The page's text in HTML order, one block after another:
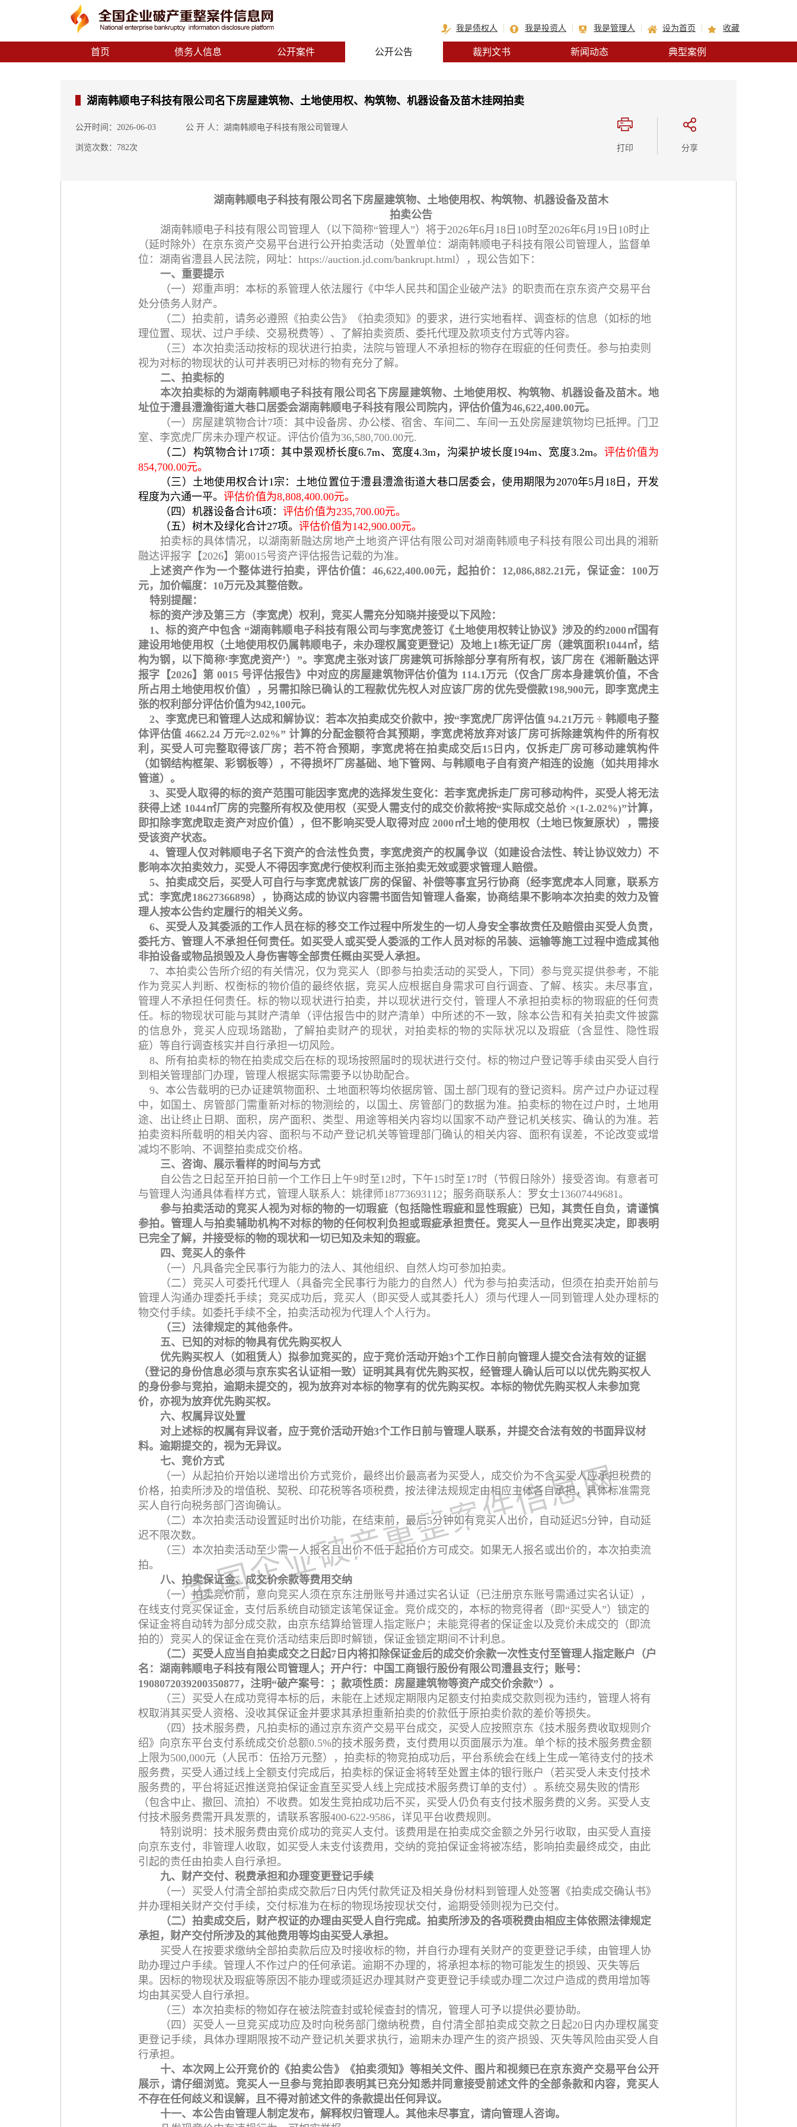
我是债权人 我是投资人 我是管理人 设为首页 收藏
首页 债务人信息 公开案件 公开公告 裁判文书 新闻动态 典型案例
湖南韩顺电子科技有限公司名下房屋建筑物、土地使用权、构筑物、机器设备及苗木挂网拍卖
公开时间：2026-06-03 公 开 人：湖南韩顺电子科技有限公司管理人
浏览次数：782次 打印 分享
湖南韩顺电子科技有限公司名下房屋建筑物、土地使用权、构筑物、机器设备及苗木
拍卖公告
湖南韩顺电子科技有限公司管理人（以下简称“管理人”）将于2026年6月18日10时至2026年6月19日10时止
（延时除外）在京东资产交易平台进行公开拍卖活动（处置单位：湖南韩顺电子科技有限公司管理人，监督单
位：湖南省澧县人民法院，网址：https://auction.jd.com/bankrupt.html），现公告如下：
一、重要提示
（一）郑重声明：本标的系管理人依法履行《中华人民共和国企业破产法》的职责而在京东资产交易平台
处分债务人财产。
（二）拍卖前，请务必遵照《拍卖公告》《拍卖须知》的要求，进行实地看样、调查标的信息（如标的地
理位置、现状、过户手续、交易税费等）、了解拍卖资质、委托代理及款项支付方式等内容。
（三）本次拍卖活动按标的现状进行拍卖，法院与管理人不承担标的物存在瑕疵的任何责任。参与拍卖则
视为对标的物现状的认可并表明已对标的物有充分了解。
二、拍卖标的
本次拍卖标的为湖南韩顺电子科技有限公司名下房屋建筑物、土地使用权、构筑物、机器设备及苗木。地
址位于澧县澧澹街道大巷口居委会湖南韩顺电子科技有限公司院内，评估价值为46,622,400.00元。
（一）房屋建筑物合计7项：其中设备房、办公楼、宿舍、车间二、车间一五处房屋建筑物均已抵押。门卫
室、李宽虎厂房未办理产权证。评估价值为36,580,700.00元.
（二）构筑物合计17项：其中景观桥长度6.7m、宽度4.3m，沟渠护坡长度194m、宽度3.2m。 评估价值为
854,700.00元。
（三）土地使用权合计1宗：土地位置位于澧县澧澹街道大巷口居委会，使用期限为2070年5月18日，开发
程度为六通一平。 评估价值为8,808,400.00元。
（四）机器设备合计6项： 评估价值为235,700.00元。
（五）树木及绿化合计27项。 评估价值为142,900.00元。
拍卖标的具体情况，以湖南新融达房地产土地资产评估有限公司对湖南韩顺电子科技有限公司出具的湘新
融达评报字【2026】第0015号资产评估报告记载的为准。
上述资产作为一个整体进行拍卖，评估价值：46,622,400.00元，起拍价：12,086,882.21元，保证金：100万
元，加价幅度：10万元及其整倍数。
特别提醒：
标的资产涉及第三方（李宽虎）权利，竞买人需充分知晓并接受以下风险：
1、标的资产中包含 “湖南韩顺电子科技有限公司与李宽虎签订《土地使用权转让协议》涉及的约2000㎡国有
建设用地使用权（土地使用权仍属韩顺电子，未办理权属变更登记）及地上1栋无证厂房（建筑面积1044㎡，结
构为钢，以下简称‘李宽虎资产’）”。李宽虎主张对该厂房建筑可拆除部分享有所有权，该厂房在《湘新融达评
报字【2026】第 0015 号评估报告》中对应的房屋建筑物评估价值为 114.1万元（仅含厂房本身建筑价值，不含
所占用土地使用权价值），另需扣除已确认的工程款优先权人对应该厂房的优先受偿款198,900元，即李宽虎主
张的权利部分评估价值为942,100元。
2、李宽虎已和管理人达成和解协议：若本次拍卖成交价款中，按“李宽虎厂房评估值 94.21万元 ÷ 韩顺电子整
体评估值 4662.24 万元≈2.02%” 计算的分配金额符合其预期，李宽虎将放弃对该厂房可拆除建筑构件的所有权
利，买受人可完整取得该厂房；若不符合预期，李宽虎将在拍卖成交后15日内，仅拆走厂房可移动建筑构件
（如钢结构框架、彩钢板等），不得损坏厂房基础、地下管网、与韩顺电子自有资产相连的设施（如共用排水
管道）。
3、买受人取得的标的资产范围可能因李宽虎的选择发生变化：若李宽虎拆走厂房可移动构件，买受人将无法
获得上述 1044㎡厂房的完整所有权及使用权（买受人需支付的成交价款将按“实际成交总价 ×(1-2.02%)”计算，
即扣除李宽虎取走资产对应价值），但不影响买受人取得对应 2000㎡土地的使用权（土地已恢复原状），需接
受该资产状态。
4、管理人仅对韩顺电子名下资产的合法性负责，李宽虎资产的权属争议（如建设合法性、转让协议效力）不
影响本次拍卖效力，买受人不得因李宽虎行使权利而主张拍卖无效或要求管理人赔偿。
5、拍卖成交后，买受人可自行与李宽虎就该厂房的保留、补偿等事宜另行协商（经李宽虎本人同意，联系方
式：李宽虎18627366898），协商达成的协议内容需书面告知管理人备案，协商结果不影响本次拍卖的效力及管
理人按本公告约定履行的相关义务。
6、买受人及其委派的工作人员在标的移交工作过程中所发生的一切人身安全事故责任及赔偿由买受人负责，
委托方、管理人不承担任何责任。如买受人或买受人委派的工作人员对标的吊装、运输等施工过程中造成其他
非拍设备或物品损毁及人身伤害等全部责任概由买受人承担。
7、本拍卖公告所介绍的有关情况，仅为竞买人（即参与拍卖活动的买受人，下同）参与竞买提供参考，不能
作为竞买人判断、权衡标的物价值的最终依据，竞买人应根据自身需求可自行调查、了解、核实。未尽事宜，
管理人不承担任何责任。标的物以现状进行拍卖，并以现状进行交付，管理人不承担拍卖标的物瑕疵的任何责
任。标的物现状可能与其财产清单（评估报告中的财产清单）中所述的不一致，除本公告和有关拍卖文件披露
的信息外，竞买人应现场踏勘，了解拍卖财产的现状，对拍卖标的物的实际状况以及瑕疵（含显性、隐性瑕
疵）等自行调查核实并自行承担一切风险。
8、所有拍卖标的物在拍卖成交后在标的现场按照届时的现状进行交付。标的物过户登记等手续由买受人自行
到相关管理部门办理，管理人根据实际需要予以协助配合。
9、本公告载明的已办证建筑物面积、土地面积等均依据房管、国土部门现有的登记资料。房产过户办证过程
中，如国土、房管部门需重新对标的物测绘的，以国土、房管部门的数据为准。拍卖标的物在过户时，土地用
途、出让终止日期、面积，房产面积、类型、用途等相关内容均以国家不动产登记机关核实、确认的为准。若
拍卖资料所载明的相关内容、面积与不动产登记机关等管理部门确认的相关内容、面积有误差，不论改变或增
减均不影响、不调整拍卖成交价格。
三、咨询、展示看样的时间与方式
自公告之日起至开拍日前一个工作日上午9时至12时，下午15时至17时（节假日除外）接受咨询。有意者可
与管理人沟通具体看样方式，管理人联系人：姚律师18773693112；服务商联系人：罗女士13607449681。
参与拍卖活动的竞买人视为对标的物的一切瑕疵（包括隐性瑕疵和显性瑕疵）已知，其责任自负，请谨慎
参拍。管理人与拍卖辅助机构不对标的物的任何权利负担或瑕疵承担责任。竞买人一旦作出竞买决定，即表明
已完全了解，并接受标的物的现状和一切已知及未知的瑕疵。
四、竞买人的条件
（一）凡具备完全民事行为能力的法人、其他组织、自然人均可参加拍卖。
（二）竞买人可委托代理人（具备完全民事行为能力的自然人）代为参与拍卖活动，但须在拍卖开始前与
管理人沟通办理委托手续；竞买成功后，竞买人（即买受人或其委托人）须与代理人一同到管理人处办理标的
物交付手续。如委托手续不全，拍卖活动视为代理人个人行为。
（三）法律规定的其他条件。
五、已知的对标的物具有优先购买权人
优先购买权人（如租赁人）拟参加竞买的，应于竞价活动开始3个工作日前向管理人提交合法有效的证据
（登记的身份信息必须与京东实名认证相一致）证明其具有优先购买权，经管理人确认后可以以优先购买权人
的身份参与竞拍，逾期未提交的，视为放弃对本标的物享有的优先购买权。本标的物优先购买权人未参加竞
价，亦视为放弃优先购买权。
六、权属异议处置
对上述标的权属有异议者，应于竞价活动开始3个工作日前与管理人联系，并提交合法有效的书面异议材
料。逾期提交的，视为无异议。
七、竞价方式
（一）从起拍价开始以递增出价方式竞价，最终出价最高者为买受人，成交价为不含买受人应承担税费的
价格，拍卖所涉及的增值税、契税、印花税等各项税费，按法律法规规定由相应主体各自承担，具体标准需竞
买人自行向税务部门咨询确认。
（二）本次拍卖活动设置延时出价功能，在结束前，最后5分钟如有竞买人出价，自动延迟5分钟，自动延
迟不限次数。
（三）本次拍卖活动至少需一人报名且出价不低于起拍价方可成交。如果无人报名或出价的，本次拍卖流
拍。
八、拍卖保证金、成交价余款等费用交纳
（一）拍卖竞价前，意向竞买人须在京东注册账号并通过实名认证（已注册京东账号需通过实名认证），
在线支付竞买保证金，支付后系统自动锁定该笔保证金。竞价成交的，本标的物竞得者（即“买受人”）锁定的
保证金将自动转为部分成交款，由京东结算给管理人指定账户；未能竞得者的保证金以及竞价未成交的（即流
拍的）竞买人的保证金在竞价活动结束后即时解锁，保证金锁定期间不计利息。
（二）买受人应当自拍卖成交之日起7日内将扣除保证金后的成交价余款一次性支付至管理人指定账户（户
名：湖南韩顺电子科技有限公司管理人；开户行：中国工商银行股份有限公司澧县支行；账号：
1908072039200350877，注明“破产案号：；款项性质：房屋建筑物等资产成交价余款”）。
（三）买受人在成功竞得本标的后，未能在上述规定期限内足额支付拍卖成交款则视为违约，管理人将有
权取消其买受人资格、没收其保证金并要求其承担重新拍卖的价款低于原拍卖价款的差价等损失。
（四）技术服务费，凡拍卖标的通过京东资产交易平台成交，买受人应按照京东《技术服务费收取规则介
绍》向京东平台支付系统成交价总额0.5%的技术服务费，支付费用以页面展示为准。单个标的技术服务费金额
上限为500,000元（人民币：伍拾万元整），拍卖标的物竞拍成功后，平台系统会在线上生成一笔待支付的技术
服务费，买受人通过线上全额支付完成后，拍卖标的保证金将转至处置主体的银行账户（若买受人未支付技术
服务费的，平台将延迟推送竞拍保证金直至买受人线上完成技术服务费订单的支付）。系统交易失败的情形
（包含中止、撤回、流拍）不收费。如发生竞拍成功后不买，买受人仍负有支付技术服务费的义务。买受人支
付技术服务费需开具发票的，请联系客服400-622-9586，详见平台收费规则。
特别说明：技术服务费由竞价成功的竞买人支付。该费用是在拍卖成交金额之外另行收取，由买受人直接
向京东支付，非管理人收取，如买受人未支付该费用，交纳的竞拍保证金将被冻结，影响拍卖最终成交，由此
引起的责任由拍卖人自行承担。
九、财产交付、税费承担和办理变更登记手续
（一）买受人付清全部拍卖成交款后7日内凭付款凭证及相关身份材料到管理人处签署《拍卖成交确认书》
并办理相关财产交付手续，交付标准为在标的物现场按现状交付，逾期受领则视为已交付。
（二）拍卖成交后，财产权证的办理由买受人自行完成。拍卖所涉及的各项税费由相应主体依照法律规定
承担，财产交付所涉及的其他费用等均由买受人承担。
买受人在按要求缴纳全部拍卖款后应及时接收标的物，并自行办理有关财产的变更登记手续，由管理人协
助办理过户手续。管理人不作过户的任何承诺。逾期不办理的，将承担本标的物可能发生的损毁、灭失等后
果。因标的物现状及瑕疵等原因不能办理或须延迟办理其财产变更登记手续或办理二次过户造成的费用增加等
均由其买受人自行承担。
（三）本次拍卖标的物如存在被法院查封或轮候查封的情况，管理人可予以提供必要协助。
（四）买受人一旦竞买成功应及时向税务部门缴纳税费，自付清全部拍卖成交款之日起20日内办理权属变
更登记手续，具体办理期限按不动产登记机关要求执行，逾期未办理产生的资产损毁、灭失等风险由买受人自
行承担。
十、本次网上公开竞价的《拍卖公告》《拍卖须知》等相关文件、图片和视频已在京东资产交易平台公开
展示，请仔细浏览。竞买人一旦参与竞拍即表明其已充分知悉并同意接受前述文件的全部条款和内容，竞买人
不存在任何歧义和误解，且不得对前述文件的条款提出任何异议。
十一、本公告由管理人制定发布，解释权归管理人。其他未尽事宜，请向管理人咨询。